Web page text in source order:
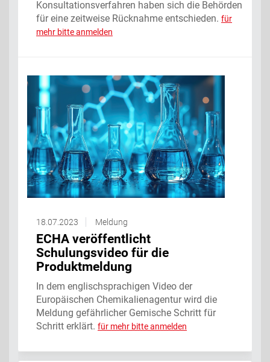
Konsultationsverfahren haben sich die Behörden
für eine zeitweise Rücknahme entschieden. für
mehr bitte anmelden
18.07.2023 Meldung
ECHA veröffentlicht
Schulungsvideo für die
Produktmeldung
In dem englischsprachigen Video der
Europäischen Chemikalienagentur wird die
Meldung gefährlicher Gemische Schritt für
Schritt erklärt. für mehr bitte anmelden